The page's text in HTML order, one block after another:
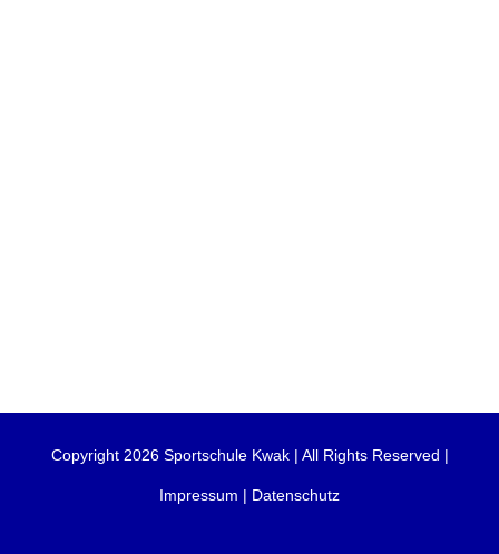
Copyright 2026 Sportschule Kwak | All Rights Reserved |
Impressum | Datenschutz